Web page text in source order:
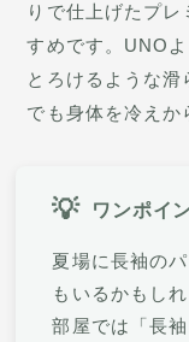
りで仕上げたプ
すめです。UNO
とろけるような
でも身体を冷えか
ワンポイ
夏場に長袖の
もいるかもし
部屋では「長